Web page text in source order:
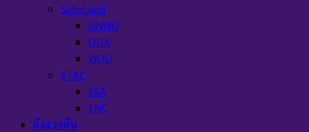
SafeLand
GNWQ
QDX
WQD
STAC
SSA
SNC
ถังแรงดัน